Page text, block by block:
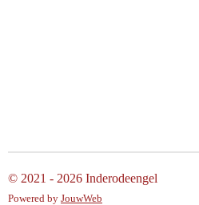
© 2021 - 2026 Inderodeengel
Powered by JouwWeb